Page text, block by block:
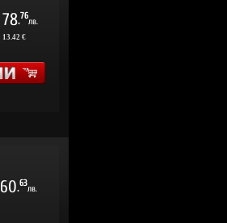
78.76
лв.
13.42 €
60.63
лв.